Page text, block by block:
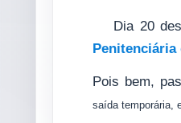
Dia 20
Penitenciária
Pois bem,
saída temporária,